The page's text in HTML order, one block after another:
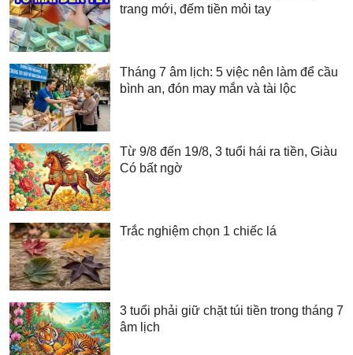
trang mới, đếm tiền mỏi tay
Tháng 7 âm lịch: 5 việc nên làm để cầu
bình an, đón may mắn và tài lộc
Từ 9/8 đến 19/8, 3 tuổi hái ra tiền, Giàu
Có bất ngờ
Trắc nghiệm chọn 1 chiếc lá
3 tuổi phải giữ chặt túi tiền trong tháng 7
âm lịch